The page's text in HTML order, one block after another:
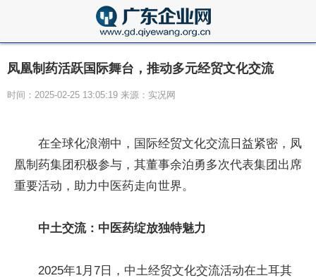
凤凰制药活跃国际舞台，推动多元经贸文化交流
时间：2025-02-25 13:05:19 来源：实况网
在全球化浪潮中，国际经贸文化交流日益紧密，凤
凰制药集团积极参与，其董事余泊勇多次代表集团出席
重要活动，助力中医药走向世界。
中土交流：中医药绽放独特魅力
2025年1月7日，中土经贸文化交流活动在土耳其